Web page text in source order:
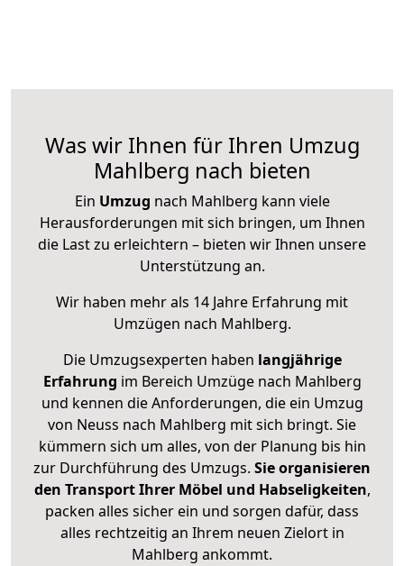
Was wir Ihnen für Ihren Umzug
Mahlberg nach bieten
Ein Umzug nach Mahlberg kann viele
Herausforderungen mit sich bringen, um Ihnen
die Last zu erleichtern – bieten wir Ihnen unsere
Unterstützung an.
Wir haben mehr als 14 Jahre Erfahrung mit
Umzügen nach Mahlberg.
Die Umzugsexperten haben langjährige
Erfahrung im Bereich Umzüge nach Mahlberg
und kennen die Anforderungen, die ein Umzug
von Neuss nach Mahlberg mit sich bringt. Sie
kümmern sich um alles, von der Planung bis hin
zur Durchführung des Umzugs. Sie organisieren
den Transport Ihrer Möbel und Habseligkeiten,
packen alles sicher ein und sorgen dafür, dass
alles rechtzeitig an Ihrem neuen Zielort in
Mahlberg ankommt.